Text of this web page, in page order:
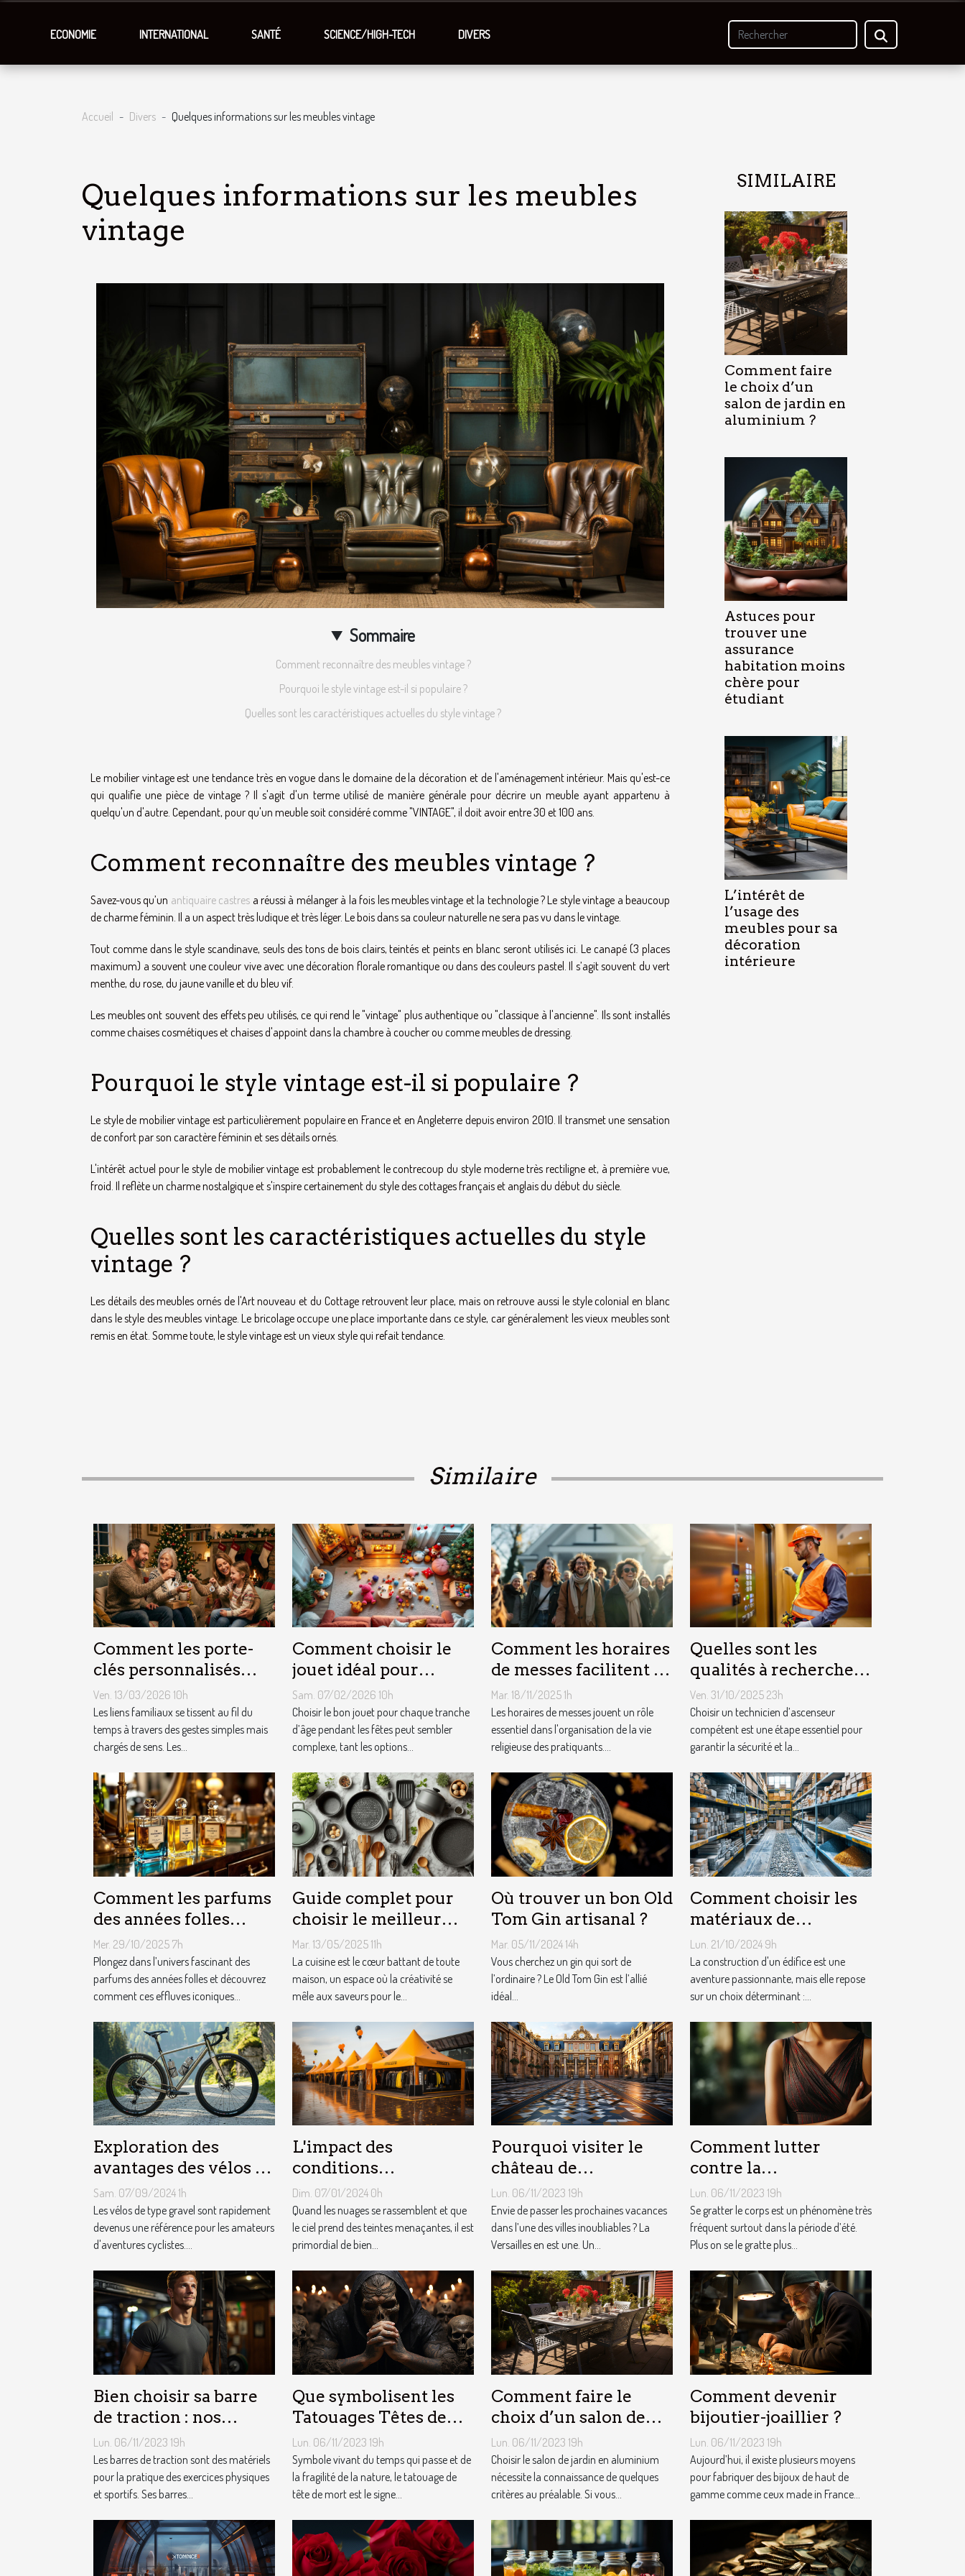
ECONOMIE INTERNATIONAL SANTÉ SCIENCE/HIGH-TECH DIVERS
Accueil Divers Quelques informations sur les meubles vintage
Quelques informations sur les meubles
vintage
Sommaire
Comment reconnaître des meubles vintage ?
Pourquoi le style vintage est-il si populaire ?
Quelles sont les caractéristiques actuelles du style vintage ?
Le mobilier vintage est une tendance très en vogue dans le domaine de la décoration et de l'aménagement intérieur. Mais qu'est-ce
qui qualifie une pièce de vintage ? Il s'agit d'un terme utilisé de manière générale pour décrire un meuble ayant appartenu à
quelqu'un d'autre. Cependant, pour qu'un meuble soit considéré comme "VINTAGE", il doit avoir entre 30 et 100 ans.
Comment reconnaître des meubles vintage ?
Savez-vous qu’un antiquaire castres a réussi à mélanger à la fois les meubles vintage et la technologie ? Le style vintage a beaucoup
de charme féminin. Il a un aspect très ludique et très léger. Le bois dans sa couleur naturelle ne sera pas vu dans le vintage.
Tout comme dans le style scandinave, seuls des tons de bois clairs, teintés et peints en blanc seront utilisés ici. Le canapé (3 places
maximum) a souvent une couleur vive avec une décoration florale romantique ou dans des couleurs pastel. Il s’agit souvent du vert
menthe, du rose, du jaune vanille et du bleu vif.
Les meubles ont souvent des effets peu utilisés, ce qui rend le "vintage" plus authentique ou "classique à l'ancienne". Ils sont installés
comme chaises cosmétiques et chaises d'appoint dans la chambre à coucher ou comme meubles de dressing.
Pourquoi le style vintage est-il si populaire ?
Le style de mobilier vintage est particulièrement populaire en France et en Angleterre depuis environ 2010. Il transmet une sensation
de confort par son caractère féminin et ses détails ornés.
L'intérêt actuel pour le style de mobilier vintage est probablement le contrecoup du style moderne très rectiligne et, à première vue,
froid. Il reflète un charme nostalgique et s'inspire certainement du style des cottages français et anglais du début du siècle.
Quelles sont les caractéristiques actuelles du style
vintage ?
Les détails des meubles ornés de l'Art nouveau et du Cottage retrouvent leur place, mais on retrouve aussi le style colonial en blanc
dans le style des meubles vintage. Le bricolage occupe une place importante dans ce style, car généralement les vieux meubles sont
remis en état. Somme toute, le style vintage est un vieux style qui refait tendance.
SIMILAIRE
Comment faire
le choix d’un
salon de jardin en
aluminium ?
Astuces pour
trouver une
assurance
habitation moins
chère pour
étudiant
L’intérêt de
l’usage des
meubles pour sa
décoration
intérieure
Similaire
Comment les porte-
clés personnalisés
peuvent renforcer les
liens familiaux ?
Ven. 13/03/2026 10h
Les liens familiaux se tissent au fil du
temps à travers des gestes simples mais
chargés de sens. Les...
Comment choisir le
jouet idéal pour
chaque âge lors des
fêtes ?
Sam. 07/02/2026 10h
Choisir le bon jouet pour chaque tranche
d’âge pendant les fêtes peut sembler
complexe, tant les options...
Comment les horaires
de messes facilitent la
vie des pratiquants ?
Mar. 18/11/2025 1h
Les horaires de messes jouent un rôle
essentiel dans l'organisation de la vie
religieuse des pratiquants....
Quelles sont les
qualités à rechercher
chez un technicien
d’ascenseur ?
Ven. 31/10/2025 23h
Choisir un technicien d’ascenseur
compétent est une étape essentiel pour
garantir la sécurité et la...
Comment les parfums
des années folles
influencent-ils la
mode moderne ?
Mer. 29/10/2025 7h
Plongez dans l’univers fascinant des
parfums des années folles et découvrez
comment ces effluves iconiques...
Guide complet pour
choisir le meilleur
équipement de
cuisine
Mar. 13/05/2025 11h
La cuisine est le cœur battant de toute
maison, un espace où la créativité se
mêle aux saveurs pour le...
Où trouver un bon Old
Tom Gin artisanal ?
Mar. 05/11/2024 14h
Vous cherchez un gin qui sort de
l’ordinaire ? Le Old Tom Gin est l’allié
idéal...
Comment choisir les
matériaux de
construction adaptés à
votre projet
Lun. 21/10/2024 9h
La construction d'un édifice est une
aventure passionnante, mais elle repose
sur un choix déterminant :...
Exploration des
avantages des vélos de
type gravel pour les
aventuriers
Sam. 07/09/2024 1h
Les vélos de type gravel sont rapidement
devenus une référence pour les amateurs
d'aventures cyclistes....
L'impact des
conditions
météorologiques sur
le choix des tentes
publicitaires
Dim. 07/01/2024 0h
Quand les nuages se rassemblent et que
le ciel prend des teintes menaçantes, il est
primordial de bien...
Pourquoi visiter le
château de
Versailles ?
Lun. 06/11/2023 19h
Envie de passer les prochaines vacances
dans l’une des villes inoubliables ? La
Versailles en est une. Un...
Comment lutter
contre la
démangeaison ?
Lun. 06/11/2023 19h
Se gratter le corps est un phénomène très
fréquent surtout dans la période d’été.
Plus on se le gratte plus...
Bien choisir sa barre
de traction : nos
conseils !
Lun. 06/11/2023 19h
Les barres de traction sont des matériels
pour la pratique des exercices physiques
et sportifs. Ses barres...
Que symbolisent les
Tatouages Têtes de
Mort ?
Lun. 06/11/2023 19h
Symbole vivant du temps qui passe et de
la fragilité de la nature, le tatouage de
tête de mort est le signe...
Comment faire le
choix d’un salon de
jardin en aluminium ?
Lun. 06/11/2023 19h
Choisir le salon de jardin en aluminium
nécessite la connaissance de quelques
critères au préalable. Si vous...
Comment devenir
bijoutier-joaillier ?
Lun. 06/11/2023 19h
Aujourd’hui, il existe plusieurs moyens
pour fabriquer des bijoux de haut de
gamme comme ceux made in France...